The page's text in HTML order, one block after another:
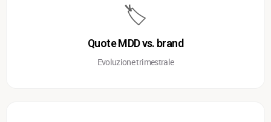
🏷️
Quote MDD vs. brand
Evoluzione trimestrale